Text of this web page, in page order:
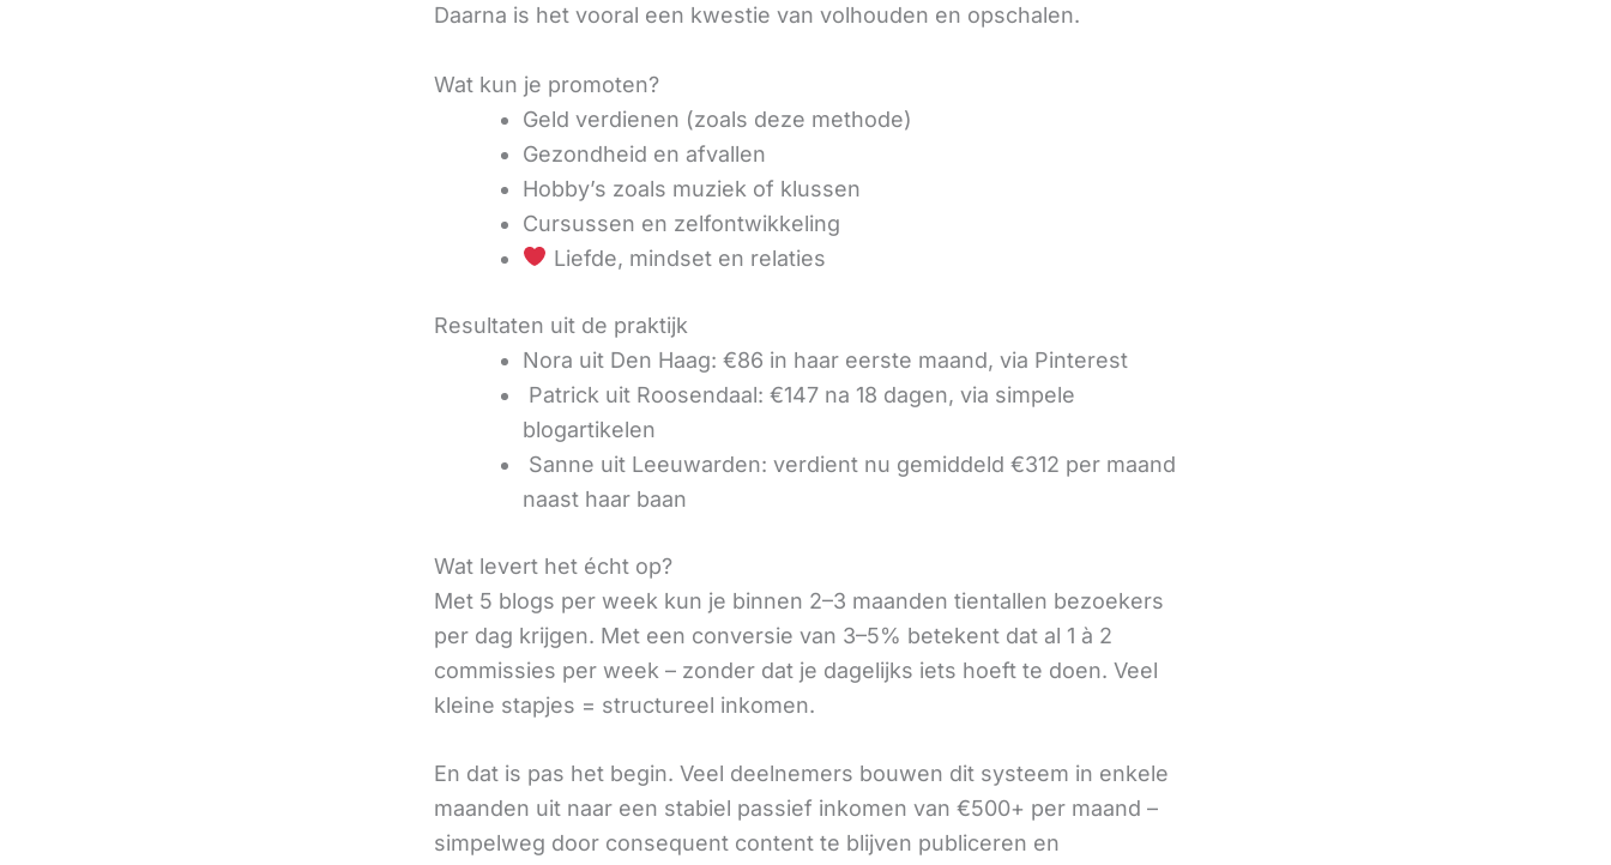
Daarna is het vooral een kwestie van volhouden en opschalen.
Wat kun je promoten?
Geld verdienen (zoals deze methode)
Gezondheid en afvallen
Hobby’s zoals muziek of klussen
Cursussen en zelfontwikkeling
Liefde, mindset en relaties
Resultaten uit de praktijk
Nora uit Den Haag: €86 in haar eerste maand, via Pinterest
‍ Patrick uit Roosendaal: €147 na 18 dagen, via simpele
blogartikelen
‍ Sanne uit Leeuwarden: verdient nu gemiddeld €312 per maand
naast haar baan
Wat levert het écht op?
Met 5 blogs per week kun je binnen 2–3 maanden tientallen bezoekers
per dag krijgen. Met een conversie van 3–5% betekent dat al 1 à 2
commissies per week – zonder dat je dagelijks iets hoeft te doen. Veel
kleine stapjes = structureel inkomen.
En dat is pas het begin. Veel deelnemers bouwen dit systeem in enkele
maanden uit naar een stabiel passief inkomen van €500+ per maand –
simpelweg door consequent content te blijven publiceren en